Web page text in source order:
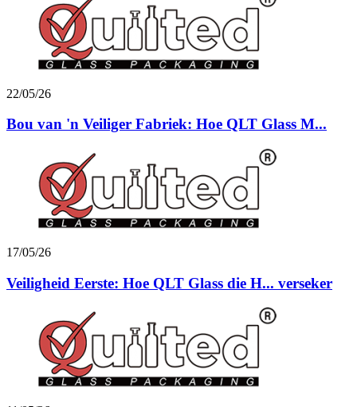
22/05/26
Bou van 'n Veiliger Fabriek: Hoe QLT Glass M...
17/05/26
Veiligheid Eerste: Hoe QLT Glass die H... verseker